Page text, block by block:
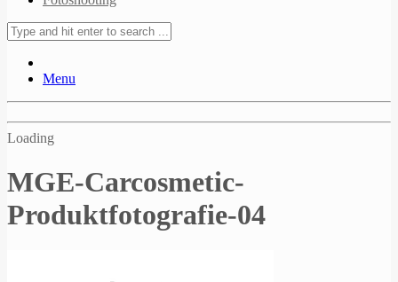
Menu
Loading
MGE-Carcosmetic-
Produktfotografie-04